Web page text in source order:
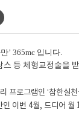
’ 365mc 입니다.
등 체형교정술을
프로그램인 ‘참한실
인 이번 4월, 드디어 월